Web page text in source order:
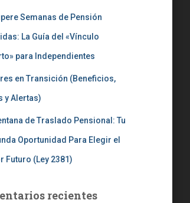
Semanas de Pensión
La Guía del «Vínculo
para Independientes
en Transición (Beneficios,
y Alertas)
de Traslado Pensional: Tu
Oportunidad Para Elegir el
Futuro (Ley 2381)
recientes